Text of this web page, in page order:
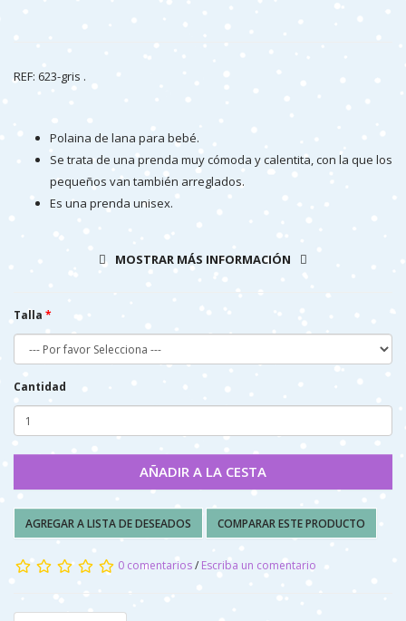
REF: 623-gris .
Polaina de lana para bebé.
Se trata de una prenda muy cómoda y calentita, con la que los
pequeños van también arreglados.
Es una prenda unisex.
MOSTRAR MÁS INFORMACIÓN
Talla
Cantidad
AÑADIR A LA CESTA
AGREGAR A LISTA DE DESEADOS COMPARAR ESTE PRODUCTO
0 comentarios/ Escriba un comentario